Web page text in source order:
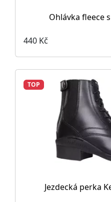
Ohlávka fleece
440 Kč
TOP
Jezdecká perka